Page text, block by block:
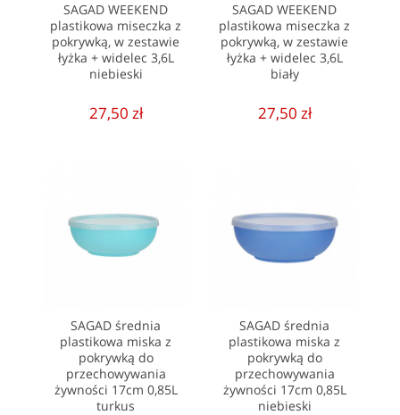
SAGAD WEEKEND
plastikowa miseczka z
pokrywką, w zestawie
łyżka + widelec 3,6L
niebieski
27,50 zł
SAGAD WEEKEND
plastikowa miseczka z
pokrywką, w zestawie
łyżka + widelec 3,6L
biały
27,50 zł
SAGAD średnia
plastikowa miska z
pokrywką do
przechowywania
żywności 17cm 0,85L
turkus
SAGAD średnia
plastikowa miska z
pokrywką do
przechowywania
żywności 17cm 0,85L
niebieski